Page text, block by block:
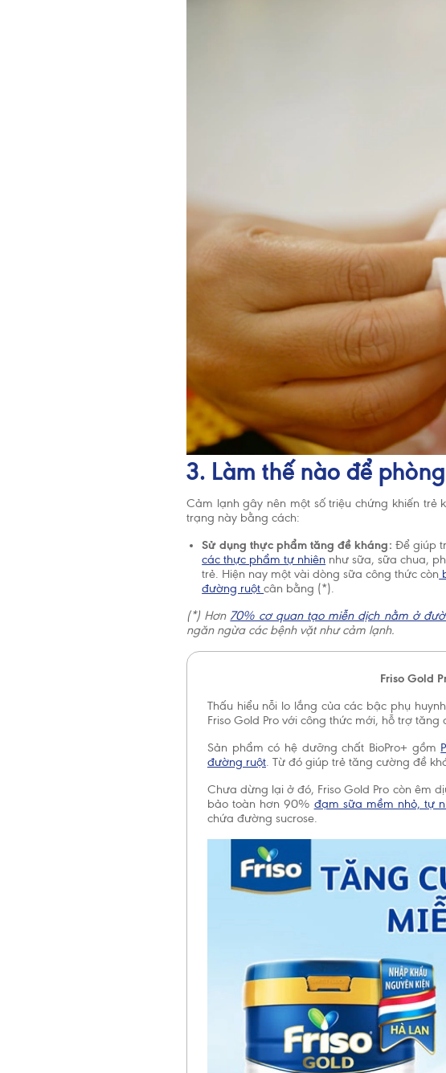
3. Làm thế nào để
Cảm lạnh gây nên một số triệu chứng khiến trẻ
trạng này bằng cách:
Sử dụng thực phẩm tăng đề kháng: Để giúp
các thực phẩm tự nhiên như sữa, sữa chua,
trẻ. Hiện nay một vài dòng sữa công thức còn
đường ruộtcân bằng (*).
(*) Hơn 70% cơ quan tạo miễn dịch nằm ở
ngăn ngừa các bệnh vặt như cảm lạnh.
Friso Gold
Thấu hiểu nỗi lo lắng của các bậc phụ
Friso Gold Pro với công thức mới, hỗ trợ
Sản phẩm có hệ dưỡng chất BioPro+ gồm
đường ruột. Từ đó giúp trẻ tăng cường đề
Chưa dừng lại ở đó, Friso Gold Pro còn êm
bảo toàn hơn 90% đạm sữa mềm nhỏ, tự
chứa đường sucrose.
tuổi, trẻ cần được cho ăn
đến 2 tuổi. Hãy gặp bác
dưỡng công thức hoặc